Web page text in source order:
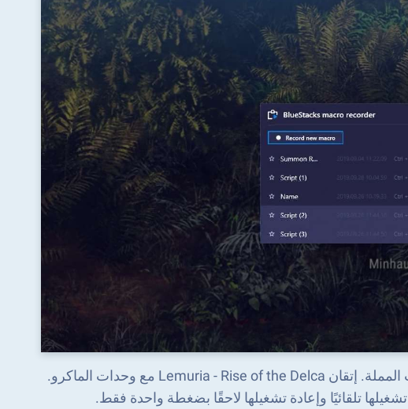
ركز أكثر على الجزء الممتع من اللعبة ، وتخطي الجوانب المملة. إتقان Lemuria - Rise of the Delca مع وحدات الماكرو.
تلقائيًا وإعادة تشغيلها لاحقًا بضغطة واحدة فقط.